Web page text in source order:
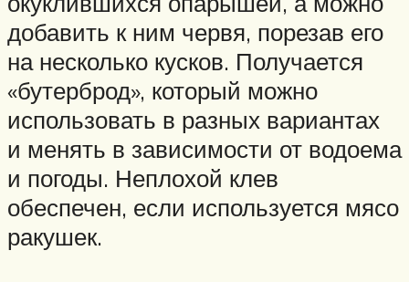
добавить к ним червя, порезав его
на несколько кусков. Получается
«бутерброд», который можно
использовать в разных вариантах
и менять в зависимости от водоема
и погоды. Неплохой клев
обеспечен, если используется мясо
ракушек.